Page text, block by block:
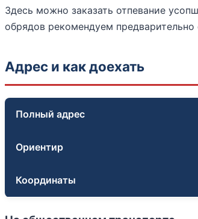
Здесь можно заказать отпевание
обрядов рекомендуем
Адрес и как доехать
Полный адрес
Ориентир
Координаты